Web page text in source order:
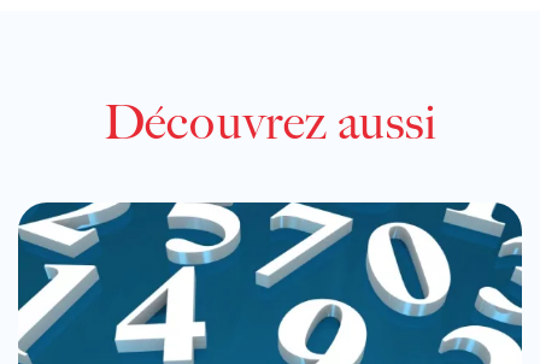
Découvrez aussi